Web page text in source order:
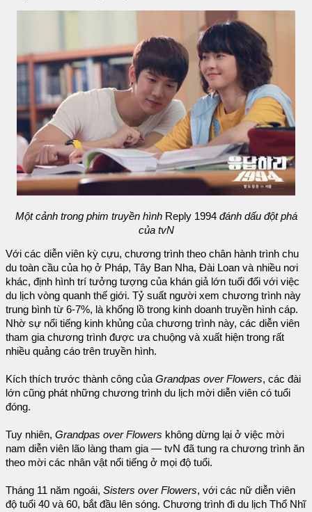
Một cảnh trong phim truyền hìnhReply 1994 đánh dấu đột phá
của tvN
Với các diễn viên kỳ cựu, chương trình theo chân hành trình chu
du toàn cầu của họ ở Pháp, Tây Ban Nha, Đài Loan và nhiều nơi
khác, định hình trí tưởng tượng của khán giả lớn tuổi đối với việc
du lịch vòng quanh thế giới. Tỷ suất người xem chương trình này
trung bình từ 6-7%, là khổng lồ trong kinh doanh truyền hình cáp.
Nhờ sự nổi tiếng kinh khủng của chương trình này, các diễn viên
tham gia chương trình được ưa chuộng và xuất hiện trong rất
nhiều quảng cáo trên truyền hình.
Kích thích trước thành công củaGrandpas over Flowers, các đài
lớn cũng phát những chương trình du lịch mời diễn viên có tuổi
đóng.
Tuy nhiên, Grandpas over Flowers không dừng lại ở việc mời
nam diễn viên lão làng tham gia — tvN đã tung ra chương trình ăn
theo mời các nhân vật nổi tiếng ở mọi độ tuổi.
Tháng 11 năm ngoái, Sisters over Flowers, với các nữ diễn viên
độ tuổi 40 và 60, bắt đầu lên sóng. Chương trình đi du lịch Thổ Nhĩ